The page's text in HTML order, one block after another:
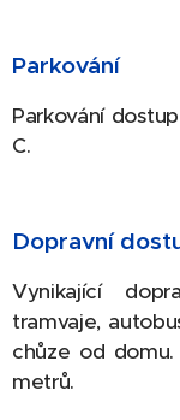
Parkování
Parkování
C.
Dopravní
Vynikající
tramvaje,
chůze od
metrů.